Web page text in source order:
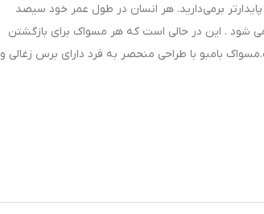
برمی‌دارید. هر انسان در طول عمر خود سیصد
دنیا مصرف می شود . این در حالی است که هر مسواک برای بازگشتن
بامبو با طراحی منحصر به فرد دارای برس زغالی و